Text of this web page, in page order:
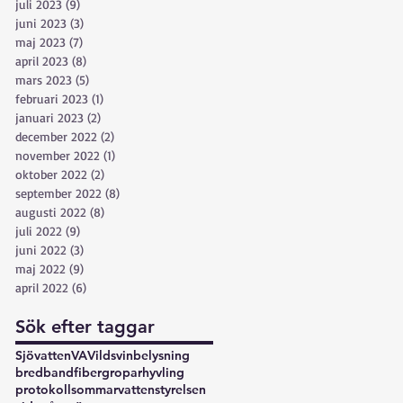
juli 2023 (9)
juni 2023 (3)
maj 2023 (7)
april 2023 (8)
mars 2023 (5)
februari 2023 (1)
januari 2023 (2)
december 2022 (2)
november 2022 (1)
oktober 2022 (2)
september 2022 (8)
augusti 2022 (8)
juli 2022 (9)
juni 2022 (3)
maj 2022 (9)
april 2022 (6)
Sök efter taggar
SjövattenVAVildsvinbelysning
bredbandfibergroparhyvling
protokollsommarvattenstyrelsen